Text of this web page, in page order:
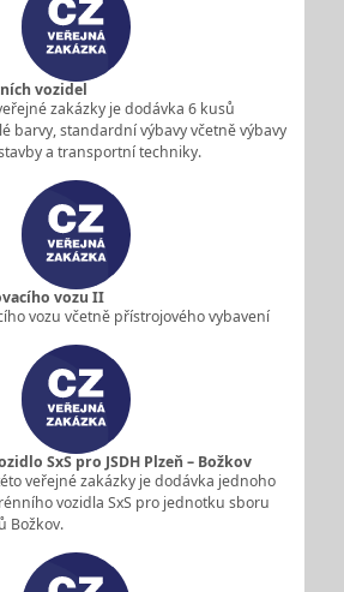
vozidel
zakázky je dodávka 6 kusů
barvy, standardní výbavy včetně výbavy
a transportní techniky.
vozu II
vozu včetně přístrojového vybavení
SxS pro JSDH Plzeň – Božkov
veřejné zakázky je dodávka jednoho
vozidla SxS pro jednotku sboru
Božkov.